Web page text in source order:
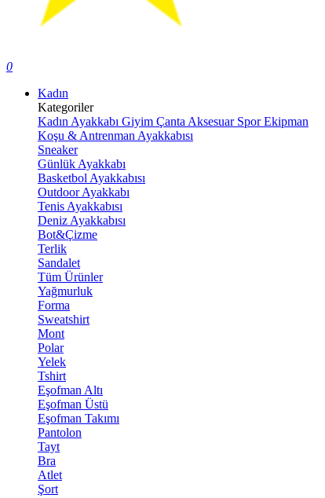
0
Kadın
Kategoriler
Kadın Ayakkabı Giyim Çanta Aksesuar Spor Ekipman
Koşu & Antrenman Ayakkabısı
Sneaker
Günlük Ayakkabı
Basketbol Ayakkabısı
Outdoor Ayakkabı
Tenis Ayakkabısı
Deniz Ayakkabısı
Bot&Çizme
Terlik
Sandalet
Tüm Ürünler
Yağmurluk
Forma
Sweatshirt
Mont
Polar
Yelek
Tshirt
Eşofman Altı
Eşofman Üstü
Eşofman Takımı
Pantolon
Tayt
Bra
Atlet
Şort